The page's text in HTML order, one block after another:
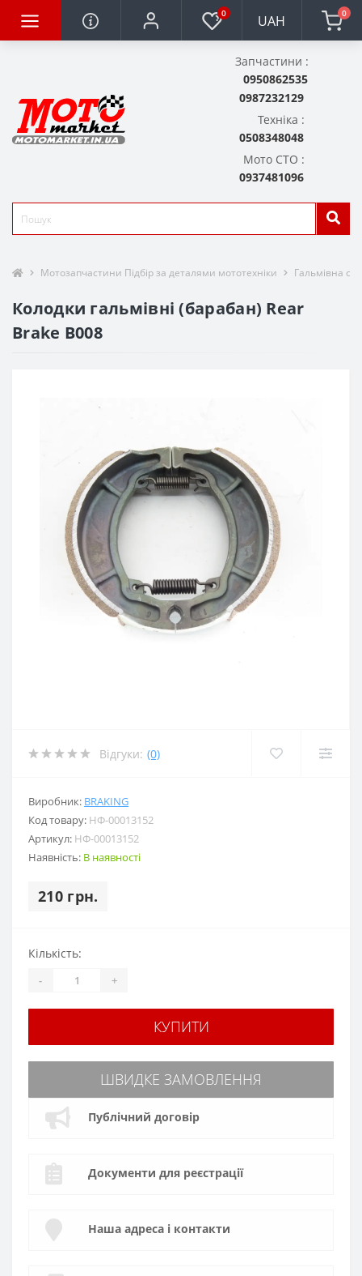
0 UAH 0
Запчастини :
0950862535
0987232129
Техніка :
0508348048
Мото СТО :
0937481096
Мотозапчастини Підбір за деталями мототехніки Гальмівна
Колодки гальмівні (барабан) Rear
Brake B008
Відгуки: (0)
Виробник: BRAKING
Код товару: НФ-00013152
Артикул: НФ-00013152
Наявність: В наявності
210 грн.
Кількість:
- +
КУПИТИ
ШВИДКЕ ЗАМОВЛЕННЯ
Публічний договір
Документи для реєстрації
Наша адреса і контакти